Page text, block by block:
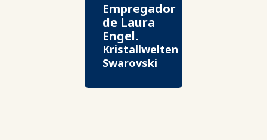
Empregador
de Laura
Engel.
Kristallwelten
Swarovski